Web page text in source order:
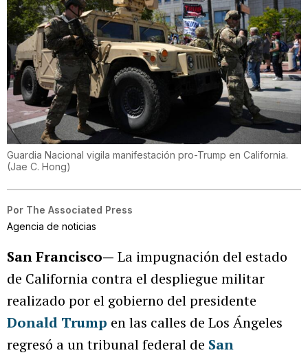
Guardia Nacional vigila manifestación pro-Trump en California.
(Jae C. Hong)
Por The Associated Press
Agencia de noticias
San Francisco— La impugnación del estado
de California contra el despliegue militar
realizado por el gobierno del presidente
Donald Trump en las calles de Los Ángeles
regresó a un tribunal federal de San